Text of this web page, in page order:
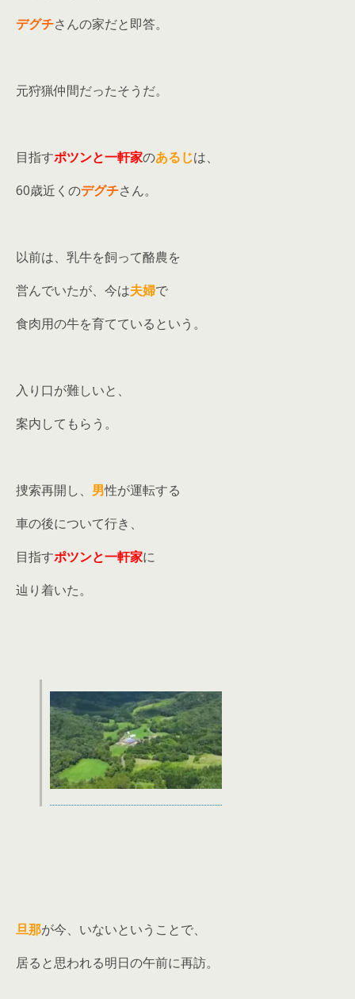
デグチさんの家だと即答。
元狩猟仲間だったそうだ。
目指すポツンと一軒家のあるじは、
60歳近くのデグチさん。
以前は、乳牛を飼って酪農を
営んでいたが、今は夫婦で
食肉用の牛を育てているという。
入り口が難しいと、
案内してもらう。
捜索再開し、 男性が運転する
車の後について行き、
目指すポツンと一軒家に
辿り着いた。
旦那が今、いないということで、
居ると思われる明日の午前に再訪。